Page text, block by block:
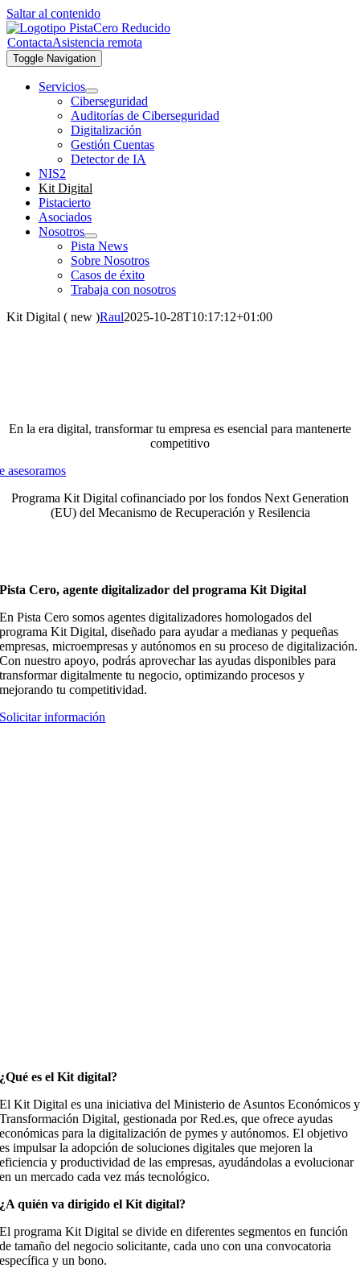
Saltar al contenido
ContactaAsistencia remota
Toggle Navigation
Servicios
Ciberseguridad
Auditorías de Ciberseguridad
Digitalización
Gestión Cuentas
Detector de IA
NIS2
Kit Digital
Pistacierto
Asociados
Nosotros
Pista News
Sobre Nosotros
Casos de éxito
Trabaja con nosotros
Kit Digital ( new )Raul2025-10-28T10:17:12+01:00
En la era digital, transformar tu empresa es esencial para mantenerte
competitivo
asesoramos
Programa Kit Digital cofinanciado por los fondos Next Generation
(EU) del Mecanismo de Recuperación y Resilencia
Pista Cero, agente digitalizador del programa Kit Digital
En Pista Cero somos agentes digitalizadores homologados del
programa Kit Digital, diseñado para ayudar a medianas y pequeñas
empresas, microempresas y autónomos en su proceso de digitalización.
Con nuestro apoyo, podrás aprovechar las ayudas disponibles para
transformar digitalmente tu negocio, optimizando procesos y
mejorando tu competitividad.
Solicitar información
¿Qué es el Kit digital?
El Kit Digital es una iniciativa del Ministerio de Asuntos Económicos y
Transformación Digital, gestionada por Red.es, que ofrece ayudas
económicas para la digitalización de pymes y autónomos. El objetivo
es impulsar la adopción de soluciones digitales que mejoren la
eficiencia y productividad de las empresas, ayudándolas a evolucionar
en un mercado cada vez más tecnológico.
¿A quién va dirigido el Kit digital?
El programa Kit Digital se divide en diferentes segmentos en función
de tamaño del negocio solicitante, cada uno con una convocatoria
específica y un bono.